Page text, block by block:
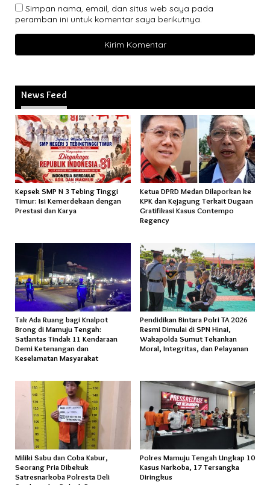
Simpan nama, email, dan situs web saya pada
peramban ini untuk komentar saya berikutnya.
News Feed
Kepsek SMP N 3 Tebing Tinggi
Timur: Isi Kemerdekaan dengan
Prestasi dan Karya
Ketua DPRD Medan Dilaporkan ke
KPK dan Kejagung Terkait Dugaan
Gratifikasi Kasus Contempo
Regency
Tak Ada Ruang bagi Knalpot
Brong di Mamuju Tengah:
Satlantas Tindak 11 Kendaraan
Demi Ketenangan dan
Keselamatan Masyarakat
Pendidikan Bintara Polri TA 2026
Resmi Dimulai di SPN Hinai,
Wakapolda Sumut Tekankan
Moral, Integritas, dan Pelayanan
Miliki Sabu dan Coba Kabur,
Seorang Pria Dibekuk
Satresnarkoba Polresta Deli
Polres Mamuju Tengah Ungkap 10
Kasus Narkoba, 17 Tersangka
Diringkus